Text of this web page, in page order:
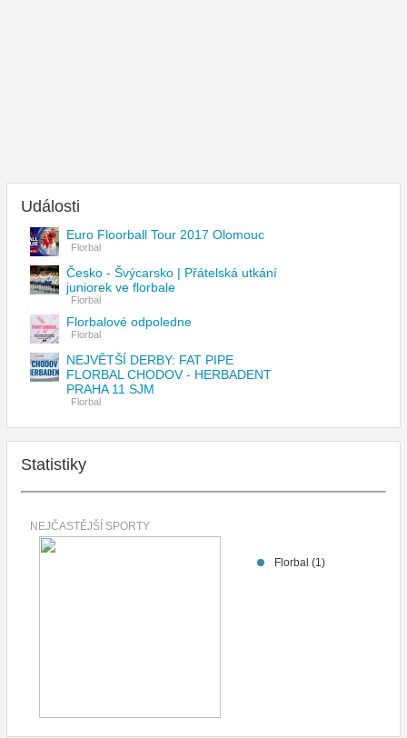
Události
Euro Floorball Tour 2017 Olomouc
Florbal
Česko - Švýcarsko | Přátelská utkání
juniorek ve florbale
Florbal
Florbalové odpoledne
Florbal
NEJVĚTŠÍ DERBY: FAT PIPE
FLORBAL CHODOV - HERBADENT
PRAHA 11 SJM
Florbal
Statistiky
NEJČASTĚJŠÍ SPORTY
Florbal (1)